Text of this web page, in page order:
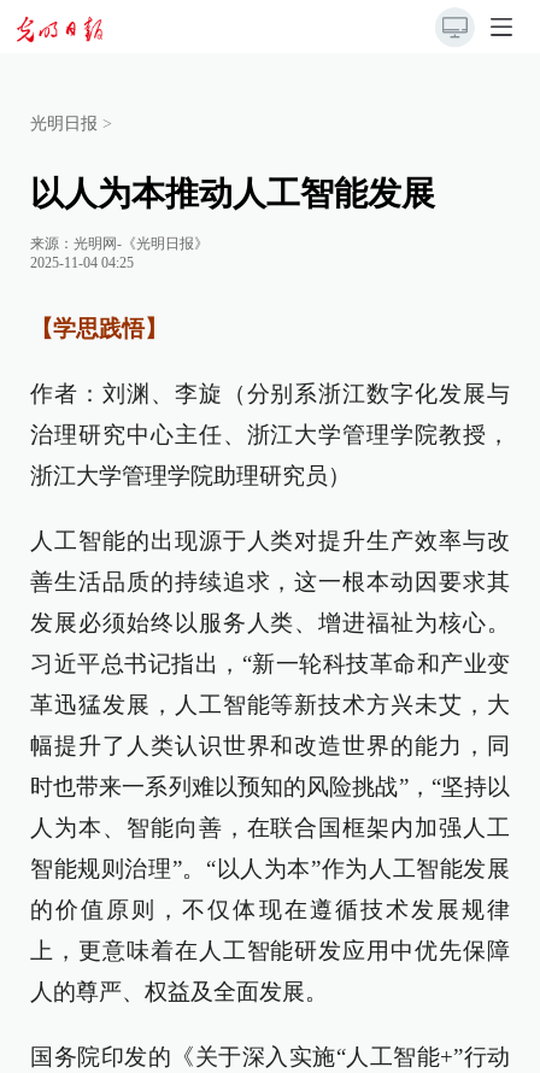
光明日报 >
以人为本推动人工智能发展
来源： 光明网-《光明日报》
2025-11-04 04:25
【学思践悟】
作者：刘渊、李旋（分别系浙江数字化发展与
治理研究中心主任、浙江大学管理学院教授，
浙江大学管理学院助理研究员）
人工智能的出现源于人类对提升生产效率与改
善生活品质的持续追求，这一根本动因要求其
发展必须始终以服务人类、增进福祉为核心。
习近平总书记指出，“新一轮科技革命和产业变
革迅猛发展，人工智能等新技术方兴未艾，大
幅提升了人类认识世界和改造世界的能力，同
时也带来一系列难以预知的风险挑战”，“坚持以
人为本、智能向善，在联合国框架内加强人工
智能规则治理”。“以人为本”作为人工智能发展
的价值原则，不仅体现在遵循技术发展规律
上，更意味着在人工智能研发应用中优先保障
人的尊严、权益及全面发展。
国务院印发的《关于深入实施“人工智能+”行动